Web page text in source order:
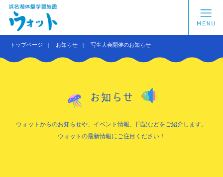
トップページ お知らせ 写生大会開催のお知らせ
お知らせ
ウォットからのお知らせや、イベント情報、日記などをご紹介します。
ウォットの最新情報にご注目ください！